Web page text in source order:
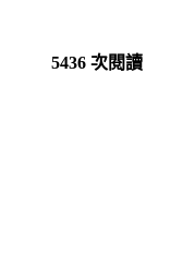
5436 次閱讀